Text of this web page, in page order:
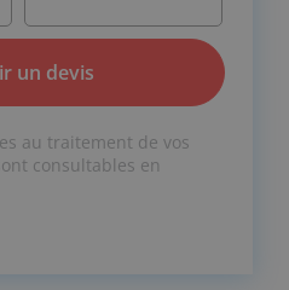
au traitement de vos
consultables en